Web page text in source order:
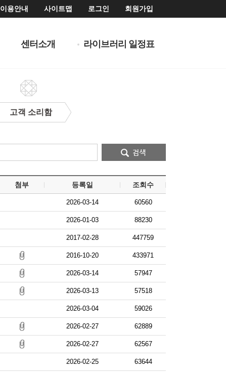
이용안내 사이트맵 로그인 회원가입
센터소개 라이브러리 일정표
고객 소리함
첨부 등록일 조회수
2026-03-14 60560
2026-01-03 88230
2017-02-28 447759
2016-10-20 433971
2026-03-14 57947
2026-03-13 57518
2026-03-04 59026
2026-02-27 62889
2026-02-27 62567
2026-02-25 63644